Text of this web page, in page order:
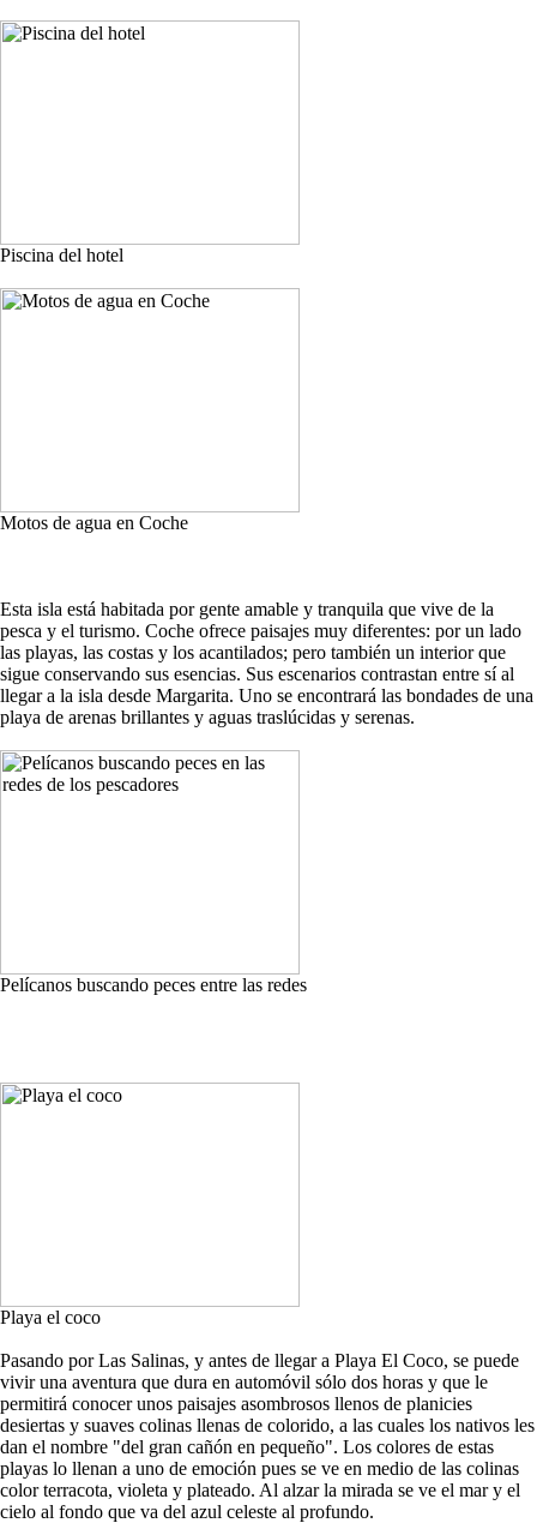
Piscina del hotel
Motos de agua en Coche
Esta isla está habitada por gente amable y tranquila que vive de la
pesca y el turismo. Coche ofrece paisajes muy diferentes: por un lado
las playas, las costas y los acantilados; pero también un interior que
sigue conservando sus esencias. Sus escenarios contrastan entre sí al
llegar a la isla desde Margarita. Uno se encontrará las bondades de una
playa de arenas brillantes y aguas traslúcidas y serenas.
Pelícanos buscando peces entre las redes
Playa el coco
Pasando por Las Salinas, y antes de llegar a Playa El Coco, se puede
vivir una aventura que dura en automóvil sólo dos horas y que le
permitirá conocer unos paisajes asombrosos llenos de planicies
desiertas y suaves colinas llenas de colorido, a las cuales los nativos les
dan el nombre "del gran cañón en pequeño". Los colores de estas
playas lo llenan a uno de emoción pues se ve en medio de las colinas
color terracota, violeta y plateado. Al alzar la mirada se ve el mar y el
cielo al fondo que va del azul celeste al profundo.